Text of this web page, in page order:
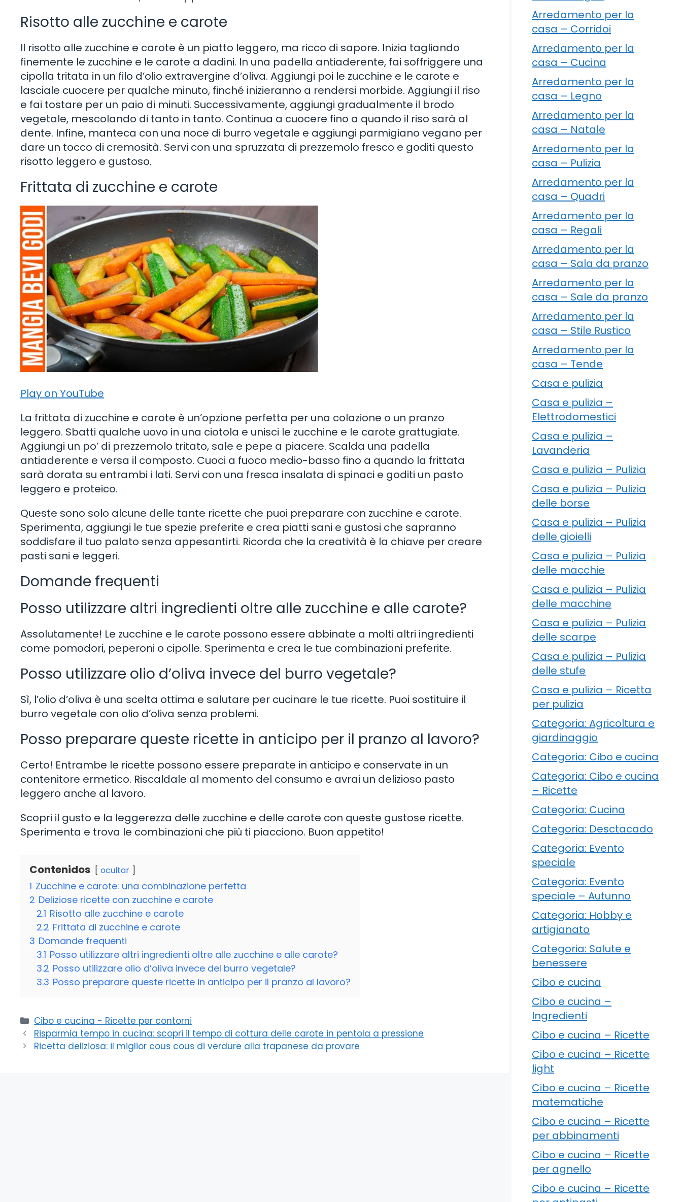
Risotto alle zucchine e carote
Il risotto alle zucchine e carote è un piatto leggero, ma ricco di sapore. Inizia tagliando
finemente le zucchine e le carote a dadini. In una padella antiaderente, fai soffriggere una
cipolla tritata in un filo d’olio extravergine d’oliva. Aggiungi poi le zucchine e le carote e
lasciale cuocere per qualche minuto, finché inizieranno a rendersi morbide. Aggiungi il riso
e fai tostare per un paio di minuti. Successivamente, aggiungi gradualmente il brodo
vegetale, mescolando di tanto in tanto. Continua a cuocere fino a quando il riso sarà al
dente. Infine, manteca con una noce di burro vegetale e aggiungi parmigiano vegano per
dare un tocco di cremosità. Servi con una spruzzata di prezzemolo fresco e goditi questo
risotto leggero e gustoso.
Frittata di zucchine e carote
Play on YouTube
La frittata di zucchine e carote è un’opzione perfetta per una colazione o un pranzo
leggero. Sbatti qualche uovo in una ciotola e unisci le zucchine e le carote grattugiate.
Aggiungi un po’ di prezzemolo tritato, sale e pepe a piacere. Scalda una padella
antiaderente e versa il composto. Cuoci a fuoco medio-basso fino a quando la frittata
sarà dorata su entrambi i lati. Servi con una fresca insalata di spinaci e goditi un pasto
leggero e proteico.
Queste sono solo alcune delle tante ricette che puoi preparare con zucchine e carote.
Sperimenta, aggiungi le tue spezie preferite e crea piatti sani e gustosi che sapranno
soddisfare il tuo palato senza appesantirti. Ricorda che la creatività è la chiave per creare
pasti sani e leggeri.
Domande frequenti
Posso utilizzare altri ingredienti oltre alle zucchine e alle carote?
Assolutamente! Le zucchine e le carote possono essere abbinate a molti altri ingredienti
come pomodori, peperoni o cipolle. Sperimenta e crea le tue combinazioni preferite.
Posso utilizzare olio d’oliva invece del burro vegetale?
Sì, l’olio d’oliva è una scelta ottima e salutare per cucinare le tue ricette. Puoi sostituire il
burro vegetale con olio d’oliva senza problemi.
Posso preparare queste ricette in anticipo per il pranzo al lavoro?
Certo! Entrambe le ricette possono essere preparate in anticipo e conservate in un
contenitore ermetico. Riscaldale al momento del consumo e avrai un delizioso pasto
leggero anche al lavoro.
Scopri il gusto e la leggerezza delle zucchine e delle carote con queste gustose ricette.
Sperimenta e trova le combinazioni che più ti piacciono. Buon appetito!
Contenidos ocultar
1 Zucchine e carote: una combinazione perfetta
2 Deliziose ricette con zucchine e carote
2.1 Risotto alle zucchine e carote
2.2 Frittata di zucchine e carote
3 Domande frequenti
3.1 Posso utilizzare altri ingredienti oltre alle zucchine e alle carote?
3.2 Posso utilizzare olio d’oliva invece del burro vegetale?
3.3 Posso preparare queste ricette in anticipo per il pranzo al lavoro?
Categorie
Cibo e cucina - Ricette per contorni
Risparmia tempo in cucina: scopri il tempo di cottura delle carote in pentola a pressione
Ricetta deliziosa: il miglior cous cous di verdure alla trapanese da provare
Arredamento per la
casa – Corridoi
Arredamento per la
casa – Cucina
Arredamento per la
casa – Legno
Arredamento per la
casa – Natale
Arredamento per la
casa – Pulizia
Arredamento per la
casa – Quadri
Arredamento per la
casa – Regali
Arredamento per la
casa – Sala da pranzo
Arredamento per la
casa – Sale da pranzo
Arredamento per la
casa – Stile Rustico
Arredamento per la
casa – Tende
Casa e pulizia
Casa e pulizia –
Elettrodomestici
Casa e pulizia –
Lavanderia
Casa e pulizia – Pulizia
Casa e pulizia – Pulizia
delle borse
Casa e pulizia – Pulizia
delle gioielli
Casa e pulizia – Pulizia
delle macchie
Casa e pulizia – Pulizia
delle macchine
Casa e pulizia – Pulizia
delle scarpe
Casa e pulizia – Pulizia
delle stufe
Casa e pulizia – Ricetta
per pulizia
Categoria: Agricoltura e
giardinaggio
Categoria: Cibo e cucina
Categoria: Cibo e cucina
– Ricette
Categoria: Cucina
Categoria: Desctacado
Categoria: Evento
speciale
Categoria: Evento
speciale – Autunno
Categoria: Hobby e
artigianato
Categoria: Salute e
benessere
Cibo e cucina
Cibo e cucina –
Ingredienti
Cibo e cucina – Ricette
Cibo e cucina – Ricette
light
Cibo e cucina – Ricette
matematiche
Cibo e cucina – Ricette
per abbinamenti
Cibo e cucina – Ricette
per agnello
Cibo e cucina – Ricette